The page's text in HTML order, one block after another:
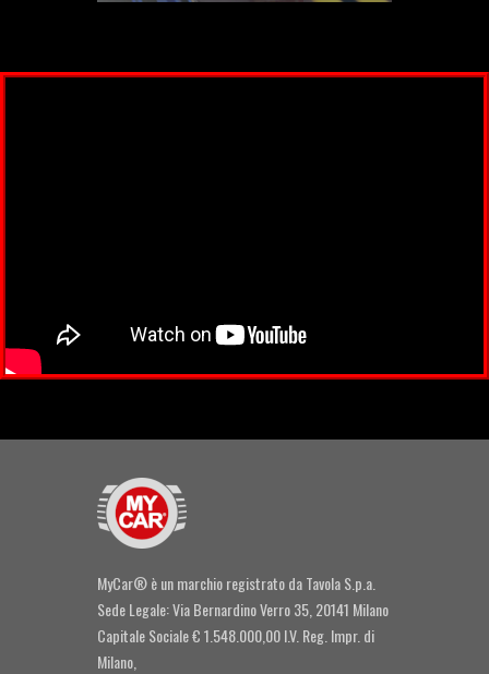
MyCar® è un marchio registrato da Tavola S.p.a.
Sede Legale: Via Bernardino Verro 35, 20141 Milano
Capitale Sociale € 1.548.000,00 I.V. Reg. Impr. di
Milano,